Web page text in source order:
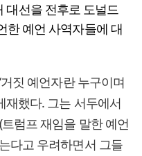
대선을 전후로 도널드
한 예언 사역자들에 대
짓 예언자란 누구이며
재했다. 그는 서두에서
럼프 재임을 말한 예언
다고 우려하면서 그들